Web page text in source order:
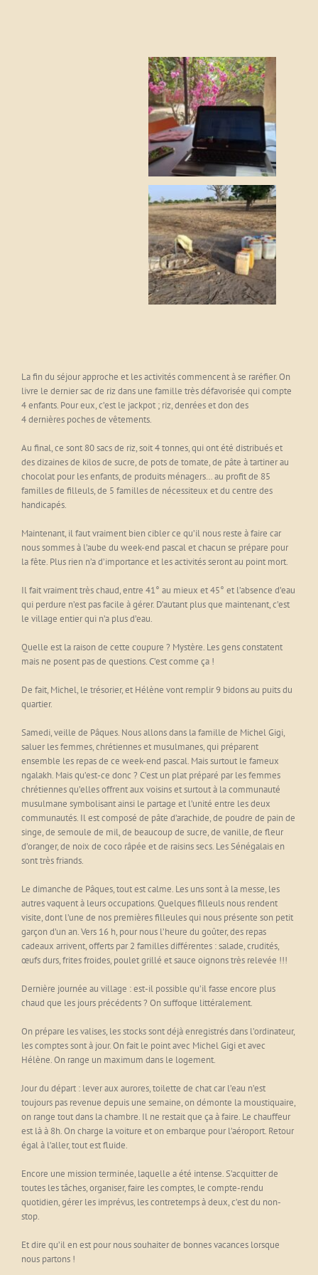
Orga-Ordi... Ordi-Orga...
Mot de la fin, sans Eau...
La fin du séjour approche et les activités commencent à se raréfier. On
livre le dernier sac de riz dans une famille très défavorisée qui compte
4 enfants. Pour eux, c’est le jackpot ; riz, denrées et don des
4 dernières poches de vêtements.
Au final, ce sont 80 sacs de riz, soit 4 tonnes, qui ont été distribués et
des dizaines de kilos de sucre, de pots de tomate, de pâte à tartiner au
chocolat pour les enfants, de produits ménagers… au profit de 85
familles de filleuls, de 5 familles de nécessiteux et du centre des
handicapés.
Maintenant, il faut vraiment bien cibler ce qu’il nous reste à faire car
nous sommes à l’aube du week-end pascal et chacun se prépare pour
la fête. Plus rien n’a d’importance et les activités seront au point mort.
Il fait vraiment très chaud, entre 41° au mieux et 45° et l’absence d’eau
qui perdure n’est pas facile à gérer. D’autant plus que maintenant, c’est
le village entier qui n’a plus d’eau.
Quelle est la raison de cette coupure ? Mystère. Les gens constatent
mais ne posent pas de questions. C’est comme ça !
De fait, Michel, le trésorier, et Hélène vont remplir 9 bidons au puits du
quartier.
Samedi, veille de Pâques. Nous allons dans la famille de Michel Gigi,
saluer les femmes, chrétiennes et musulmanes, qui préparent
ensemble les repas de ce week-end pascal. Mais surtout le fameux
ngalakh. Mais qu’est-ce donc ? C’est un plat préparé par les femmes
chrétiennes qu’elles offrent aux voisins et surtout à la communauté
musulmane symbolisant ainsi le partage et l’unité entre les deux
communautés. Il est composé de pâte d’arachide, de poudre de pain de
singe, de semoule de mil, de beaucoup de sucre, de vanille, de fleur
d’oranger, de noix de coco râpée et de raisins secs. Les Sénégalais en
sont très friands.
Le dimanche de Pâques, tout est calme. Les uns sont à la messe, les
autres vaquent à leurs occupations. Quelques filleuls nous rendent
visite, dont l’une de nos premières filleules qui nous présente son petit
garçon d’un an. Vers 16 h, pour nous l’heure du goûter, des repas
cadeaux arrivent, offerts par 2 familles différentes : salade, crudités,
œufs durs, frites froides, poulet grillé et sauce oignons très relevée !!!
Dernière journée au village : est-il possible qu’il fasse encore plus
chaud que les jours précédents ? On suffoque littéralement.
On prépare les valises, les stocks sont déjà enregistrés dans l’ordinateur,
les comptes sont à jour. On fait le point avec Michel Gigi et avec
Hélène. On range un maximum dans le logement.
Jour du départ : lever aux aurores, toilette de chat car l’eau n’est
toujours pas revenue depuis une semaine, on démonte la moustiquaire,
on range tout dans la chambre. Il ne restait que ça à faire. Le chauffeur
est là à 8h. On charge la voiture et on embarque pour l’aéroport. Retour
égal à l’aller, tout est fluide.
Encore une mission terminée, laquelle a été intense. S’acquitter de
toutes les tâches, organiser, faire les comptes, le compte-rendu
quotidien, gérer les imprévus, les contretemps à deux, c’est du non-
stop.
Et dire qu’il en est pour nous souhaiter de bonnes vacances lorsque
nous partons !